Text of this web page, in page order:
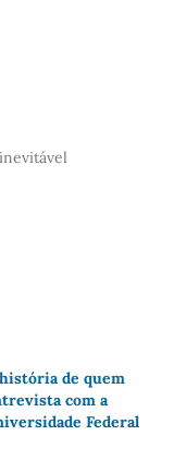
de quem
com a
Federal